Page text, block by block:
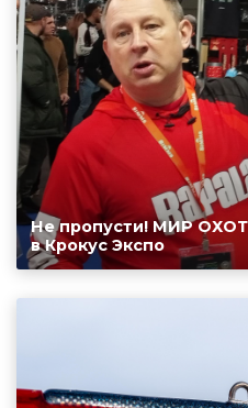
Не пропусти! МИР
в Крокус Экспо